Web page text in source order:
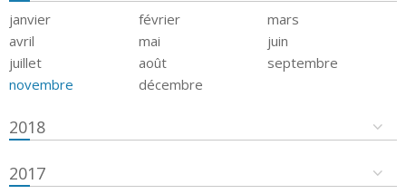
janvier février
mars
avril
mai
juin
juillet
août
septembre
novembre
décembre
2018
2017